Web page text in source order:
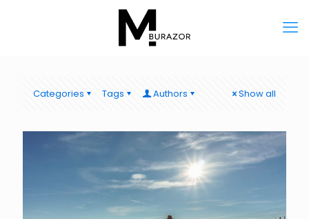
Categories Tags Authors Show all